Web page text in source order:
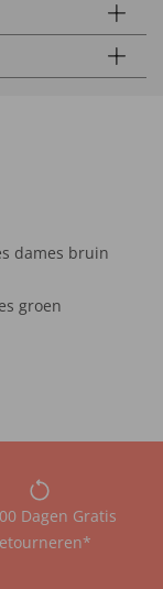
dames bruin
groen
Dagen Gratis